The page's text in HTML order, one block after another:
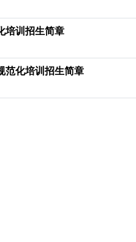
培训招生简章
范化培训招生简章